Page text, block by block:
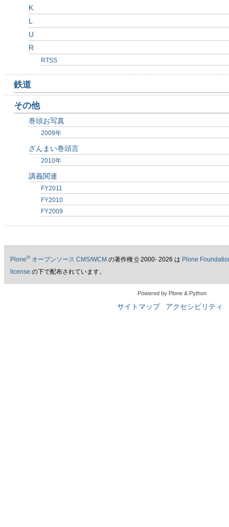
K
L
U
R
RTSS
鉄道
その他
巻頭お写真
2009年
ざんまい巻頭言
2010年
講義関連
FY2011
FY2010
FY2009
Plone®オープンソース CMS/WCM の著作権 ©2000- 2026 は Plone
license の下で配布されています。
Powered by Plone & Python
サイトマップ アクセシビリティ